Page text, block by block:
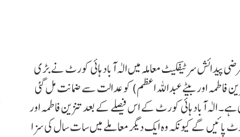
پیدائش سرٹیفکیٹ معاملہ میں الٰہ آباد ہائی کورٹ نے بڑی
اور بیٹے عبداللہ اعظم) کو عدالت سے ضمانت مل گئی
آباد ہائی کورٹ کے اس فیصلے کے بعد تنزین فاطمہ اور
گے کیونکہ وہ ایک دیگر معاملے میں سات سال کی سزا